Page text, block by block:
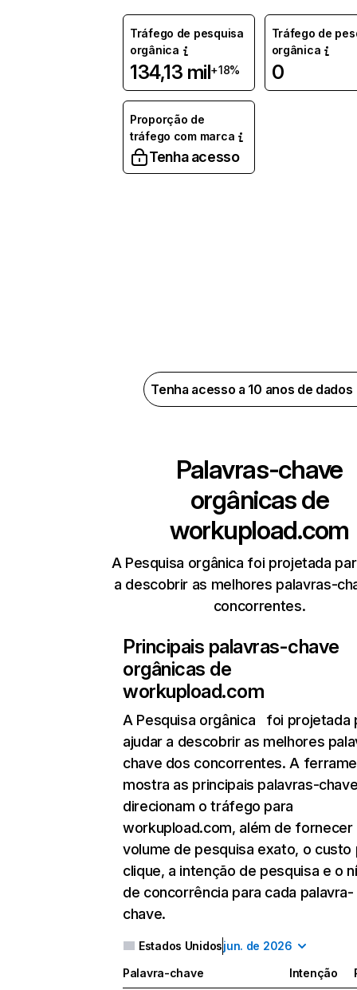
Tráfego de pesquisa
orgânica
134,13 mil+18%
Tráfego de
orgânica
0
Proporção de
tráfego com marca
Tenha acesso
Tenha acesso a 10 anos de
Palavras-chave
orgânicas de
workupload.com
A Pesquisa orgânica foi projetada
a descobrir as melhores palavras-
concorrentes.
Principais palavras-chave
orgânicas de
workupload.com
A Pesquisa orgânica foi projetada
ajudar a descobrir as melhores
chave dos concorrentes. A
mostra as principais palavras-
direcionam o tráfego para
workupload.com, além de fornecer
volume de pesquisa exato, o custo
clique, a intenção de pesquisa e o
de concorrência para cada palavra-
chave.
Estados Unidosjun. de 2026
Palavra-chave Intenção